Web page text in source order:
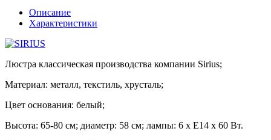
Описание
Характеристики
Люстра классическая производства компании Sirius;
Материал: металл, текстиль, хрусталь;
Цвет основания: белый;
Высота: 65-80 см; диаметр: 58 см; лампы: 6 х Е14 х 60 Вт.